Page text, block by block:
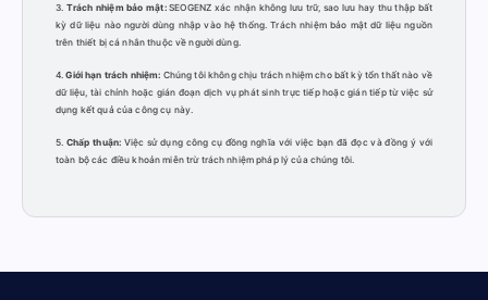
3. Trách nhiệm bảo mật:SEOGENZ xác nhận không lưu trữ, sao lưu hay thu thập bất
kỳ dữ liệu nào người dùng nhập vào hệ thống. Trách nhiệm bảo mật dữ liệu nguồn
trên thiết bị cá nhân thuộc về người dùng.
4.Giới hạn trách nhiệm: Chúng tôi không chịu trách nhiệm cho bất kỳ tổn thất nào về
dữ liệu, tài chính hoặc gián đoạn dịch vụ phát sinh trực tiếp hoặc gián tiếp từ việc sử
dụng kết quả của công cụ này.
5.Chấp thuận: Việc sử dụng công cụ đồng nghĩa với việc bạn đã đọc và đồng ý với
toàn bộ các điều khoản miễn trừ trách nhiệm pháp lý của chúng tôi.